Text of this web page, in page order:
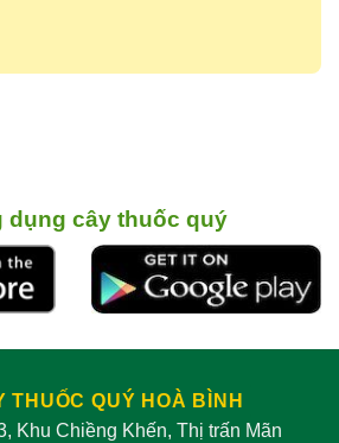
dụng cây thuốc quý
THUỐC QUÝ HOÀ BÌNH
Khu Chiềng Khến, Thị trấn Mãn